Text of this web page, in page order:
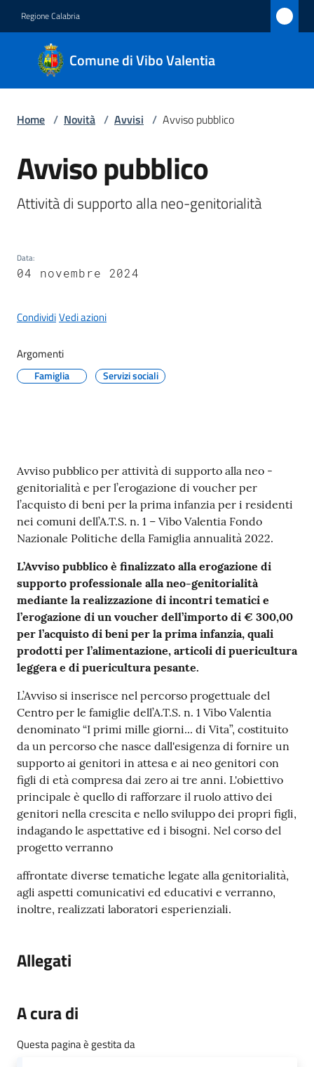
Regione Calabria
Comune di Vibo Valentia
Comune
di Vibo
Valentia
Menu selezionato
Vivere
Vibo
A
r
e
t
o
r
o
Tutti
gli
argomenti...
Seguici
su
Home / Novità / Avvisi / Avviso pubblico
Salta al contenuto
Avviso pubblico
Attività di supporto alla neo-genitorialità
Data:
04 novembre 2024
CondividiVedi azioni
Argomenti
Famiglia Servizi sociali
Contenuto
Avviso pubblico per attività di supporto alla neo -
genitorialità e per l’erogazione di voucher per
l’acquisto di beni per la prima infanzia per i residenti
nei comuni dell’A.T.S. n. 1 – Vibo Valentia Fondo
Nazionale Politiche della Famiglia annualità 2022.
L’Avviso pubblico è finalizzato alla erogazione di
supporto professionale alla neo-genitorialità
mediante la realizzazione di incontri tematici e
l’erogazione di un voucher dell’importo di € 300,00
per l’acquisto di beni per la prima infanzia, quali
prodotti per l’alimentazione, articoli di puericultura
leggera e di puericultura pesante.
L’Avviso si inserisce nel percorso progettuale del
Centro per le famiglie dell’A.T.S. n. 1 Vibo Valentia
denominato “I primi mille giorni... di Vita”, costituito
da un percorso che nasce dall'esigenza di fornire un
supporto ai genitori in attesa e ai neo genitori con
figli di età compresa dai zero ai tre anni. L'obiettivo
principale è quello di rafforzare il ruolo attivo dei
genitori nella crescita e nello sviluppo dei propri figli,
indagando le aspettative ed i bisogni. Nel corso del
progetto verranno
affrontate diverse tematiche legate alla genitorialità,
agli aspetti comunicativi ed educativi e verranno,
inoltre, realizzati laboratori esperienziali.
Allegati
A cura di
Questa pagina è gestita da